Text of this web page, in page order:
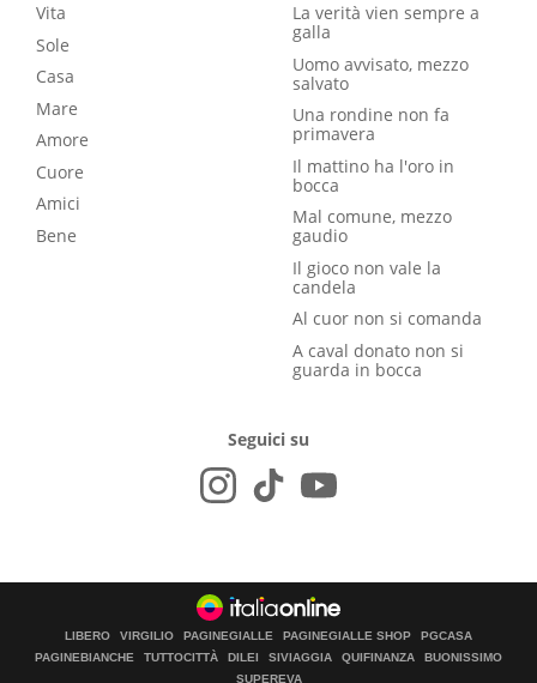
Vita
Sole
Casa
Mare
Amore
Cuore
Amici
Bene
La verità vien sempre a
galla
Uomo avvisato, mezzo
salvato
Una rondine non fa
primavera
Il mattino ha l'oro in
bocca
Mal comune, mezzo
gaudio
Il gioco non vale la
candela
Al cuor non si comanda
A caval donato non si
guarda in bocca
Seguici su
LIBERO VIRGILIO PAGINEGIALLE PAGINEGIALLE SHOP
PGCASA
PAGINEBIANCHE
TUTTOCITTÀ DILEI SIVIAGGIA QUIFINANZA
BUONISSIMO
SUPEREVA